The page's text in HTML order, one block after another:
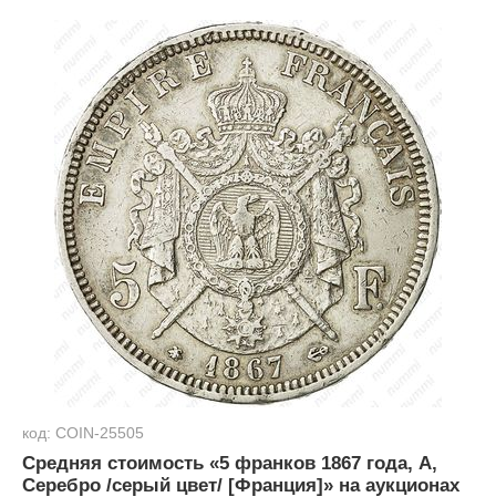
код: COIN-25505
Средняя стоимость «5 франков 1867 года, A,
Серебро /серый цвет/ [Франция]» на аукционах